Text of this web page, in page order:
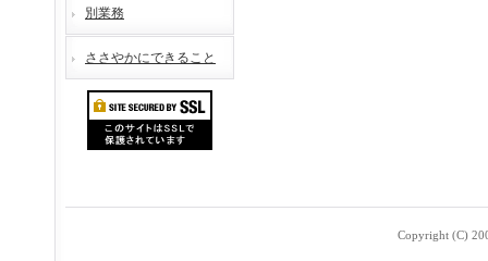
別業務
ささやかにできること
Copyright (C)